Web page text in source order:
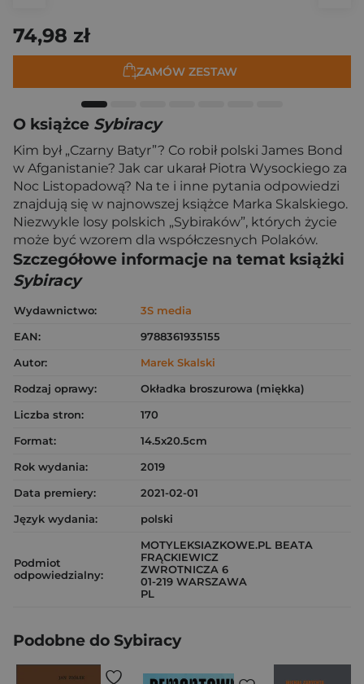
74,98 zł
ZAMÓW ZESTAW
O książce Sybiracy
Kim był „Czarny Batyr”? Co robił polski James Bond
w Afganistanie? Jak car ukarał Piotra Wysockiego za
Noc Listopadową? Na te i inne pytania odpowiedzi
znajdują się w najnowszej książce Marka Skalskiego.
Niezwykle losy polskich „Sybiraków”, których życie
może być wzorem dla współczesnych Polaków.
Szczegółowe informacje na temat książki
Sybiracy
Wydawnictwo:
3S media
EAN:
9788361935155
Autor:
Marek Skalski
Rodzaj oprawy:
Okładka broszurowa (miękka)
Liczba stron:
170
Format:
14.5x20.5cm
Rok wydania:
2019
Data premiery:
2021-02-01
Język wydania:
polski
Podmiot
odpowiedzialny:
MOTYLEKSIAZKOWE.PL BEATA
FRĄCKIEWICZ
ZWROTNICZA 6
01-219 WARSZAWA
PL
Podobne do Sybiracy